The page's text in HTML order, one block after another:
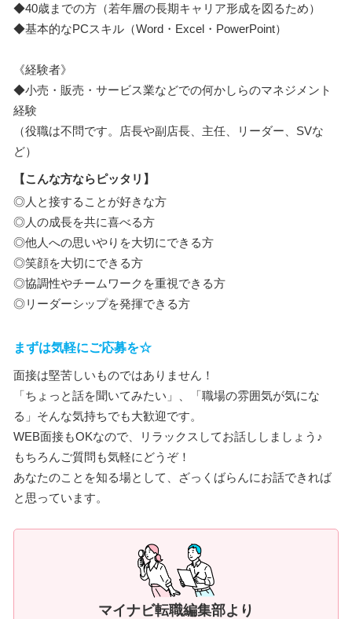
◆40歳までの方（若年層の長期キャリア形成を図るため）
◆基本的なPCスキル（Word・Excel・PowerPoint）
《経験者》
◆小売・販売・サービス業などでの何かしらのマネジメント
経験
（役職は不問です。店長や副店長、主任、リーダー、SVな
ど）
【こんな方ならピッタリ】
◎人と接することが好きな方
◎人の成長を共に喜べる方
◎他人への思いやりを大切にできる方
◎笑顔を大切にできる方
◎協調性やチームワークを重視できる方
◎リーダーシップを発揮できる方
まずは気軽にご応募を☆
面接は堅苦しいものではありません！
「ちょっと話を聞いてみたい」、「職場の雰囲気が気にな
る」そんな気持ちでも大歓迎です。
WEB面接もOKなので、リラックスしてお話ししましょう♪
もちろんご質問も気軽にどうぞ！
あなたのことを知る場として、ざっくばらんにお話できれば
と思っています。
マイナビ転職編集部より